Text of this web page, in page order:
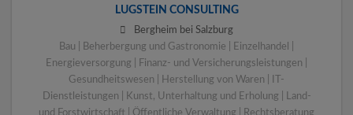
LUGSTEIN CONSULTING
Bergheim bei Salzburg
Bau | Beherbergung und Gastronomie | Einzelhandel |
Energieversorgung | Finanz- und Versicherungsleistungen |
Gesundheitswesen | Herstellung von Waren | IT-
Dienstleistungen | Kunst, Unterhaltung und Erholung | Land-
und Forstwirtschaft | Öffentliche Verwaltung | Rechtsberatung